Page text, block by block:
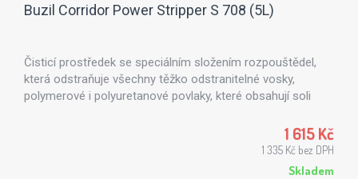
Buzil Corridor Power Stripper S 708 (5L)
Čisticí prostředek se speciálním složením rozpouštědel,
která odstraňuje všechny těžko odstranitelné vosky,
polymerové i polyuretanové povlaky, které obsahují soli
1 615 Kč
1 335 Kč bez DPH
Skladem